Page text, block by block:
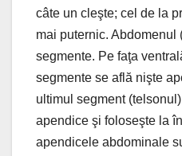
câte un cleşte; cel de la
mai puternic. Abdomenul
segmente. Pe faţa
segmente se află nişte
ultimul segment
apendice şi foloseşte la
apendicele abdominale